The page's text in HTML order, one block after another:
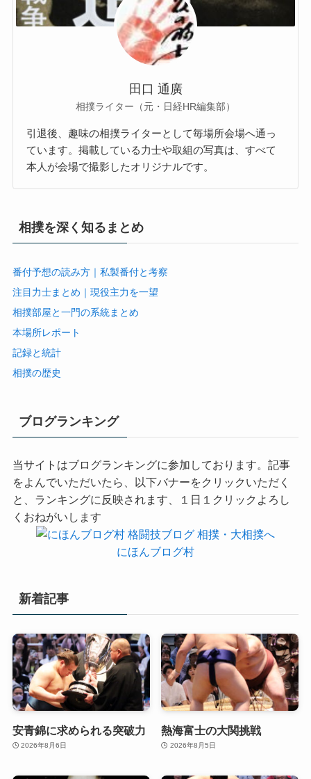
田口 通廣
相撲ライター（元・日経HR編集部）
引退後、趣味の相撲ライターとして毎場所会場へ通っ
ています。掲載している力士や取組の写真は、すべて
本人が会場で撮影したオリジナルです。
相撲を深く知るまとめ
番付予想の読み方｜私製番付と考察
注目力士まとめ｜現役主力を一望
相撲部屋と一門の系統まとめ
本場所レポート
記録と統計
相撲の歴史
ブログランキング
当サイトはブログランキングに参加しております。記事
をよんでいただいたら、以下バナーをクリックいただく
と、ランキングに反映されます、１日１クリックよろし
くおねがいします
にほんブログ村
新着記事
安青錦に求められる突破力
2026年8月6日
熱海富士の大関挑戦
2026年8月5日